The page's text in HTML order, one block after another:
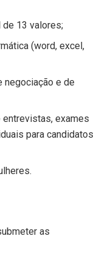
de 13 valores;
(word, excel,
negociação e de
exames
para candidatos
as